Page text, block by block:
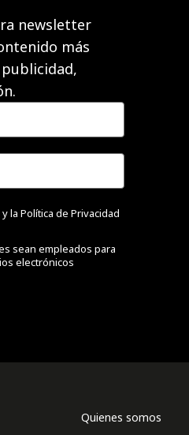
newsletter
más
la Política de Privacidad
sean empleados para
electrónicos
Quienes somos